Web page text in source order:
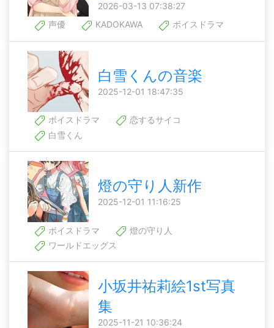
2026-03-13 07:38:27
声優
KADOKAWA ボイスドラマ
白雪くんの音楽
2025-12-01 18:47:35
ボイスドラマ
恋するサイコ
白雪くん
燈の守り人新作
2025-12-01 11:16:25
ボイスドラマ
燈の守り人
ワールドエッグス
小坂井祐莉絵1st写真
集
2025-11-21 10:36:24